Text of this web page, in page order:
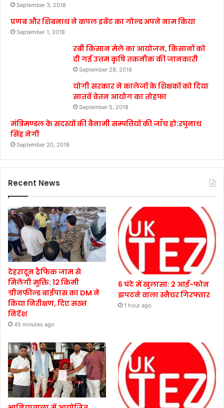
September 3, 2018
प्रणब और शिबनाथ ने कपल इवेंट का गोल्ड अपने नाम किया
September 1, 2018
रबी किसान मेले का आयोजन, किसानों को
दी गई उत्तम कृषि तकनीक की जानकारी
September 28, 2018
योगी सरकार ने कालेजों के शिक्षकों को दिया
सातवें वेतन आयोग का तोहफा
September 5, 2018
मंत्रिमण्डल के सदस्यों की बैनामी सम्पत्तियों की जाँच हो:रघुनाथ
सिंह नेगी
September 20, 2018
Recent News
देहरादून ट्रैफिक जाम से
मिलेगी मुक्ति: 12 किमी
ग्रीनफील्ड बाईपास का DM ने
किया निरीक्षण, दिए सख्त
निर्देश
45 minutes ago
6 घंटे में खुलासा: 2 आई-फोन
झपटने वाला स्नैचर गिरफ्तार
1 hour ago